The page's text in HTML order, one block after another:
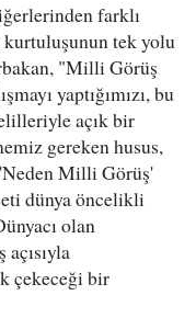
farklı
tek yolu
"Milli Görüş
yaptığımızı, bu
açık bir
gereken husus,
Milli Görüş'
dünya öncelikli
olan
çekeceği bir